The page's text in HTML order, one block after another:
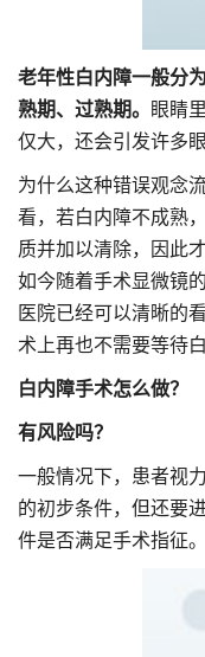
老年性白内障一般分
熟期、过熟期。
眼睛
仅大，还会引发许多
为什么这种错误观念
看，若白内障不成熟
质并加以清除，因此
如今随着手术显微镜
医院已经可以清晰的
术上再也不需要等待
白内障手术怎么做？
有风险吗？
一般情况下，患者视
的初步条件，但还要
件是否满足手术指征。